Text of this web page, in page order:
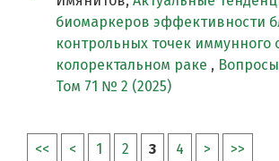
биомаркеров эффективности
контрольных точек иммунного
колоректальном раке ,
Том 71 № 2 (2025)
<< < 1 2 3 4 > >>